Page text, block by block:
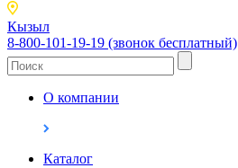
Кызыл
8-800-101-19-19 (звонок бесплатный)
О компании
Каталог